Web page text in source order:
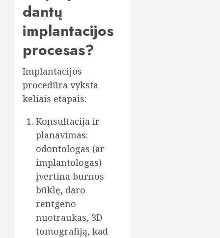
dantų
implantacijos
procesas?
Implantacijos
procedūra vyksta
keliais etapais:
Konsultacija ir
planavimas:
odontologas (ar
implantologas)
įvertina burnos
būklę, daro
rentgeno
nuotraukas, 3D
tomografiją, kad